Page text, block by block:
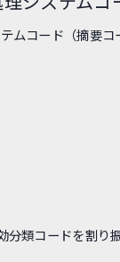
ムコード（摘要
類コードを割り